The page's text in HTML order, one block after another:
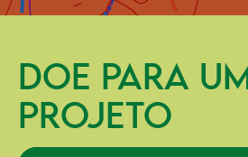
DOE PARA UM
PROJETO